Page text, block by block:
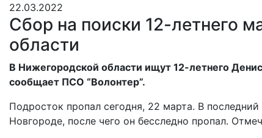
22.03.2022
Сбор на поиски 12-летнего
области
В Нижегородской области ищут 12-летнего
сообщает ПСО “Волонтер”.
Подросток пропал сегодня, 22 марта. В
Новгороде, после чего он бесследно пропал.